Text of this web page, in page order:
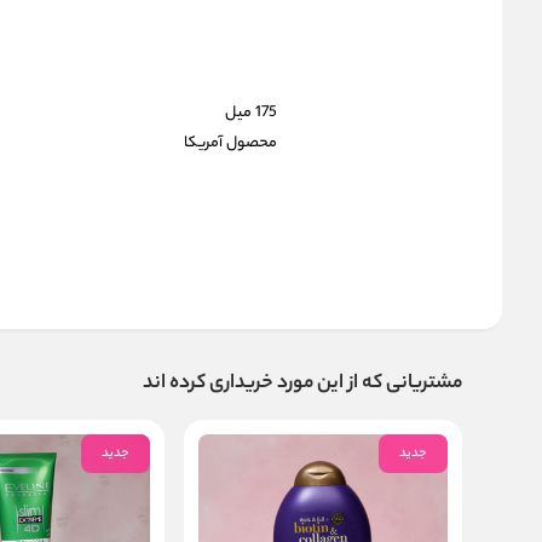
175 میل
محصول آمریکا
مشتریانی که از این مورد خریداری کرده اند
جدید جدید